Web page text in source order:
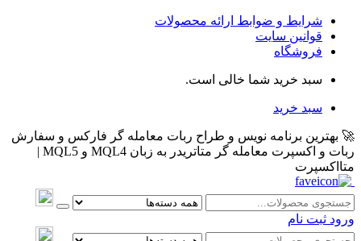
شرایط و ضوابط ارائه محصولات
قوانین سایت
فروشگاه
سبد خرید شما خالی است.
سبد خرید
🚀 بهترین برنامه نویس و طراح ربات معامله گر فارکس و سفارش
ربات و اکسپرت معامله گر متاتریدر به زبان MQL4 و MQL5 |
متااکسپرت
ورود ثبت نام